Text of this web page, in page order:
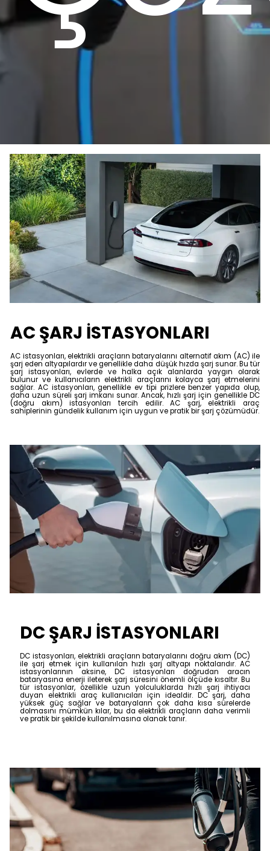
AC ŞARJ İSTASYONLARI
AC istasyonları, elektrikli araçların bataryalarını alternatif akım (AC) ile
şarj eden altyapılardır ve genellikle daha düşük hızda şarj sunar. Bu tür
şarj istasyonları, evlerde ve halka açık alanlarda yaygın olarak
bulunur ve kullanıcıların elektrikli araçlarını kolayca şarj etmelerini
sağlar. AC istasyonları, genellikle ev tipi prizlere benzer yapıda olup,
daha uzun süreli şarj imkanı sunar. Ancak, hızlı şarj için genellikle DC
(doğru akım) istasyonları tercih edilir. AC şarj, elektrikli araç
sahiplerinin gündelik kullanım için uygun ve pratik bir şarj çözümüdür.
DC ŞARJ İSTASYONLARI
DC istasyonları, elektrikli araçların bataryalarını doğru akım (DC)
ile şarj etmek için kullanılan hızlı şarj altyapı noktalarıdır. AC
istasyonlarının aksine, DC istasyonları doğrudan aracın
bataryasına enerji ileterek şarj süresini önemli ölçüde kısaltır. Bu
tür istasyonlar, özellikle uzun yolculuklarda hızlı şarj ihtiyacı
duyan elektrikli araç kullanıcıları için idealdir. DC şarj, daha
yüksek güç sağlar ve bataryaların çok daha kısa sürelerde
dolmasını mümkün kılar, bu da elektrikli araçların daha verimli
ve pratik bir şekilde kullanılmasına olanak tanır.